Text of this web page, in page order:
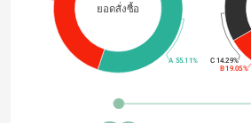
ยอดสั่งซื้อ
A 55.11%
B 19.05%
C 14.29%